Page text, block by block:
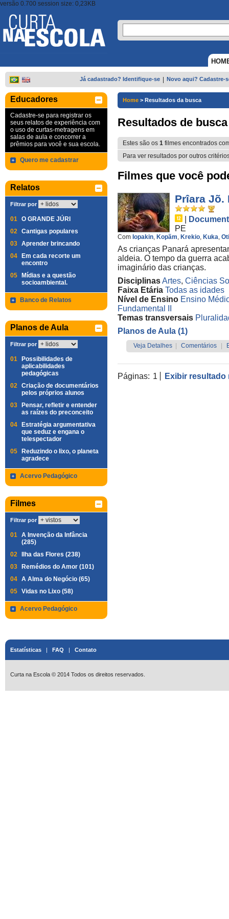
versão 0.700 session size: 0,23KB
Já cadastrado? Identifique-se Novo aqui? Cadastre-
Educadores
Cadastre-se para registrar os
seus relatos de experiência com
o uso de curtas-metragens em
salas de aula e concorrer a
prêmios para você e sua escola.
Quero me cadastrar
Relatos
Filtrar por
01 O GRANDE JÚRI
02 Cantigas populares
03 Aprender brincando
04
Em cada recorte um
encontro
05
Mídias e a questão
socioambiental.
Banco de Relatos
Planos de Aula
Filtrar por
01
Possibilidades de
aplicabilidades
pedagógicas
02 Criação de documentários
pelos próprios alunos
03
Pensar, refletir e entender
as raízes do preconceito
04
Estratégia argumentativa
que seduz e engana o
telespectador
05
Reduzindo o lixo, o planeta
agradece
Acervo Pedagógico
Filmes
Filtrar por
01 A Invenção da Infância
(285)
02
Ilha das Flores (238)
03
Remédios do Amor (101)
04 A Alma do Negócio (65)
05 Vidas no Lixo (58)
Acervo Pedagógico
Home > Resultados da busca
Resultados de busca
Estes são os 1 filmes encontrados
Para ver resultados por outros
Filmes que você
Prîara Jõ.
PE
Com Iopakin, Kopãm, Krekio, Kuka,
As crianças Panará
aldeia. O tempo da guerra
imaginário das crianças.
DisciplinasArtes, Ciências
Faixa Etária Todas as idades
Nível de Ensino Ensino
Fundamental II
Temas transversais
Planos de Aula (1)
Veja Detalhes Comentários
Páginas: 1 Exibir resultado
Estatísticas | FAQ | Contato
Curta na Escola © 2014 Todos os direitos reservados.